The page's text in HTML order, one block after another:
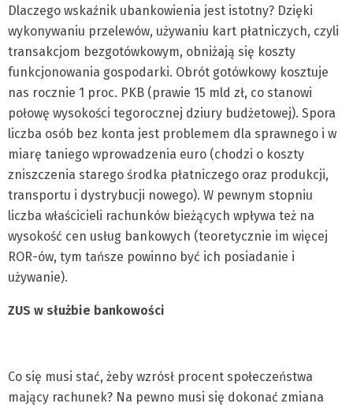
Dlaczego wskaźnik ubankowienia jest istotny? Dzięki
wykonywaniu przelewów, używaniu kart płatniczych, czyli
transakcjom bezgotówkowym, obniżają się koszty
funkcjonowania gospodarki. Obrót gotówkowy kosztuje
nas rocznie 1 proc. PKB (prawie 15 mld zł, co stanowi
połowę wysokości tegorocznej dziury budżetowej). Spora
liczba osób bez konta jest problemem dla sprawnego i w
miarę taniego wprowadzenia euro (chodzi o koszty
zniszczenia starego środka płatniczego oraz produkcji,
transportu i dystrybucji nowego). W pewnym stopniu
liczba właścicieli rachunków bieżących wpływa też na
wysokość cen usług bankowych (teoretycznie im więcej
ROR-ów, tym tańsze powinno być ich posiadanie i
używanie).
ZUS w służbie bankowości
Co się musi stać, żeby wzrósł procent społeczeństwa
mający rachunek? Na pewno musi się dokonać zmiana